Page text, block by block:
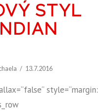
STYL
13.7.2016
style=“margin: